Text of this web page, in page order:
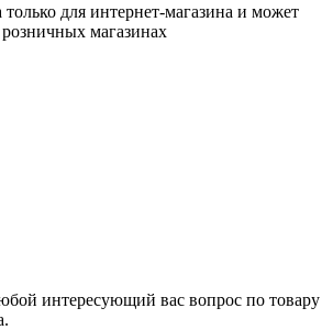
для интернет-магазина и может
магазинах
интересующий вас вопрос по товару